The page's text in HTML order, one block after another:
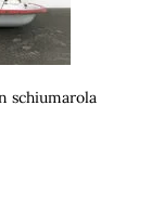
schiumarola